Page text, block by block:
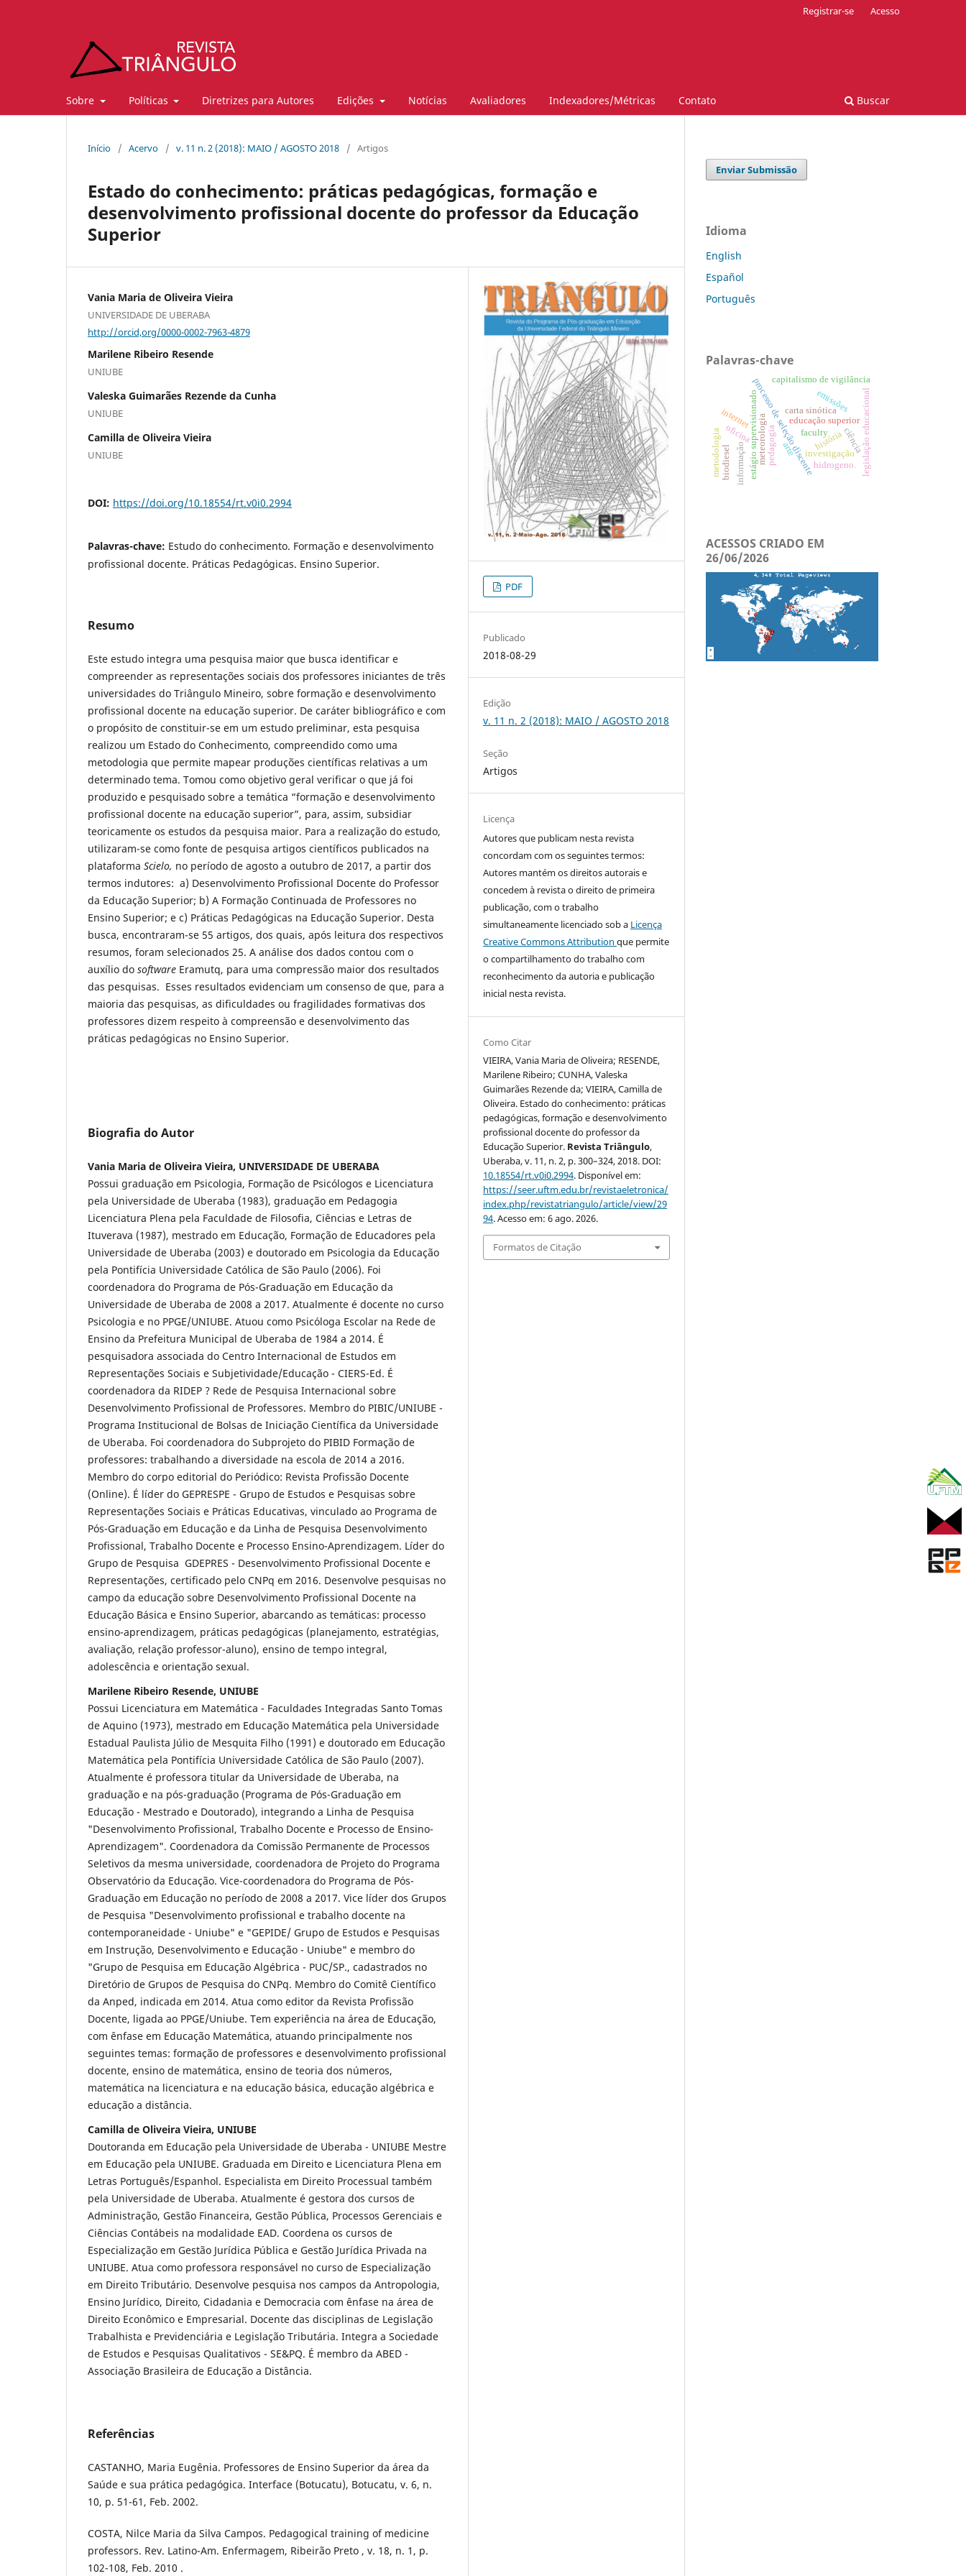
Sobre Políticas Diretrizes para Autores Edições Notícias Avaliadores Indexadores/Métricas Contato Buscar
Registrar-se Acesso
Início / Acervo / v. 11 n. 2 (2018): MAIO / AGOSTO 2018 / Artigos
Estado do conhecimento: práticas pedagógicas, formação e
desenvolvimento profissional docente do professor da Educação
Superior
Vania Maria de Oliveira Vieira
UNIVERSIDADE DE UBERABA
http://orcid,org/0000-0002-7963-4879
Marilene Ribeiro Resende
UNIUBE
Valeska Guimarães Rezende da Cunha
UNIUBE
Camilla de Oliveira Vieira
UNIUBE
DOI: https://doi.org/10.18554/rt.v0i0.2994
Palavras-chave: Estudo do conhecimento. Formação e desenvolvimento
profissional docente. Práticas Pedagógicas. Ensino Superior.
Resumo
Este estudo integra uma pesquisa maior que busca identificar e
compreender as representações sociais dos professores iniciantes de três
universidades do Triângulo Mineiro, sobre formação e desenvolvimento
profissional docente na educação superior. De caráter bibliográfico e com
o propósito de constituir-se em um estudo preliminar, esta pesquisa
realizou um Estado do Conhecimento, compreendido como uma
metodologia que permite mapear produções científicas relativas a um
determinado tema. Tomou como objetivo geral verificar o que já foi
produzido e pesquisado sobre a temática “formação e desenvolvimento
profissional docente na educação superior”, para, assim, subsidiar
teoricamente os estudos da pesquisa maior. Para a realização do estudo,
utilizaram-se como fonte de pesquisa artigos científicos publicados na
plataforma Scielo, no período de agosto a outubro de 2017, a partir dos
termos indutores: a) Desenvolvimento Profissional Docente do Professor
da Educação Superior; b) A Formação Continuada de Professores no
Ensino Superior; e c) Práticas Pedagógicas na Educação Superior. Desta
busca, encontraram-se 55 artigos, dos quais, após leitura dos respectivos
resumos, foram selecionados 25. A análise dos dados contou com o
auxílio do software Eramutq, para uma compressão maior dos resultados
das pesquisas. Esses resultados evidenciam um consenso de que, para a
maioria das pesquisas, as dificuldades ou fragilidades formativas dos
professores dizem respeito à compreensão e desenvolvimento das
práticas pedagógicas no Ensino Superior.
Biografia do Autor
Vania Maria de Oliveira Vieira, UNIVERSIDADE DE UBERABA
Possui graduação em Psicologia, Formação de Psicólogos e Licenciatura
pela Universidade de Uberaba (1983), graduação em Pedagogia
Licenciatura Plena pela Faculdade de Filosofia, Ciências e Letras de
Ituverava (1987), mestrado em Educação, Formação de Educadores pela
Universidade de Uberaba (2003) e doutorado em Psicologia da Educação
pela Pontifícia Universidade Católica de São Paulo (2006). Foi
coordenadora do Programa de Pós-Graduação em Educação da
Universidade de Uberaba de 2008 a 2017. Atualmente é docente no curso
Psicologia e no PPGE/UNIUBE. Atuou como Psicóloga Escolar na Rede de
Ensino da Prefeitura Municipal de Uberaba de 1984 a 2014. É
pesquisadora associada do Centro Internacional de Estudos em
Representações Sociais e Subjetividade/Educação - CIERS-Ed. É
coordenadora da RIDEP ? Rede de Pesquisa Internacional sobre
Desenvolvimento Profissional de Professores. Membro do PIBIC/UNIUBE -
Programa Institucional de Bolsas de Iniciação Científica da Universidade
de Uberaba. Foi coordenadora do Subprojeto do PIBID Formação de
professores: trabalhando a diversidade na escola de 2014 a 2016.
Membro do corpo editorial do Periódico: Revista Profissão Docente
(Online). É líder do GEPRESPE - Grupo de Estudos e Pesquisas sobre
Representações Sociais e Práticas Educativas, vinculado ao Programa de
Pós-Graduação em Educação e da Linha de Pesquisa Desenvolvimento
Profissional, Trabalho Docente e Processo Ensino-Aprendizagem. Líder do
Grupo de Pesquisa GDEPRES - Desenvolvimento Profissional Docente e
Representações, certificado pelo CNPq em 2016. Desenvolve pesquisas no
campo da educação sobre Desenvolvimento Profissional Docente na
Educação Básica e Ensino Superior, abarcando as temáticas: processo
ensino-aprendizagem, práticas pedagógicas (planejamento, estratégias,
avaliação, relação professor-aluno), ensino de tempo integral,
adolescência e orientação sexual.
Marilene Ribeiro Resende, UNIUBE
Possui Licenciatura em Matemática - Faculdades Integradas Santo Tomas
de Aquino (1973), mestrado em Educação Matemática pela Universidade
Estadual Paulista Júlio de Mesquita Filho (1991) e doutorado em Educação
Matemática pela Pontifícia Universidade Católica de São Paulo (2007).
Atualmente é professora titular da Universidade de Uberaba, na
graduação e na pós-graduação (Programa de Pós-Graduação em
Educação - Mestrado e Doutorado), integrando a Linha de Pesquisa
"Desenvolvimento Profissional, Trabalho Docente e Processo de Ensino-
Aprendizagem". Coordenadora da Comissão Permanente de Processos
Seletivos da mesma universidade, coordenadora de Projeto do Programa
Observatório da Educação. Vice-coordenadora do Programa de Pós-
Graduação em Educação no período de 2008 a 2017. Vice líder dos Grupos
de Pesquisa "Desenvolvimento profissional e trabalho docente na
contemporaneidade - Uniube" e "GEPIDE/ Grupo de Estudos e Pesquisas
em Instrução, Desenvolvimento e Educação - Uniube" e membro do
"Grupo de Pesquisa em Educação Algébrica - PUC/SP., cadastrados no
Diretório de Grupos de Pesquisa do CNPq. Membro do Comitê Científico
da Anped, indicada em 2014. Atua como editor da Revista Profissão
Docente, ligada ao PPGE/Uniube. Tem experiência na área de Educação,
com ênfase em Educação Matemática, atuando principalmente nos
seguintes temas: formação de professores e desenvolvimento profissional
docente, ensino de matemática, ensino de teoria dos números,
matemática na licenciatura e na educação básica, educação algébrica e
educação a distância.
Camilla de Oliveira Vieira, UNIUBE
Doutoranda em Educação pela Universidade de Uberaba - UNIUBE Mestre
em Educação pela UNIUBE. Graduada em Direito e Licenciatura Plena em
Letras Português/Espanhol. Especialista em Direito Processual também
pela Universidade de Uberaba. Atualmente é gestora dos cursos de
Administração, Gestão Financeira, Gestão Pública, Processos Gerenciais e
Ciências Contábeis na modalidade EAD. Coordena os cursos de
Especialização em Gestão Jurídica Pública e Gestão Jurídica Privada na
UNIUBE. Atua como professora responsável no curso de Especialização
em Direito Tributário. Desenvolve pesquisa nos campos da Antropologia,
Ensino Jurídico, Direito, Cidadania e Democracia com ênfase na área de
Direito Econômico e Empresarial. Docente das disciplinas de Legislação
Trabalhista e Previdenciária e Legislação Tributária. Integra a Sociedade
de Estudos e Pesquisas Qualitativos - SE&PQ. É membro da ABED -
Associação Brasileira de Educação a Distância.
Referências
CASTANHO, Maria Eugênia. Professores de Ensino Superior da área da
Saúde e sua prática pedagógica. Interface (Botucatu), Botucatu, v. 6, n.
10, p. 51-61, Feb. 2002.
COSTA, Nilce Maria da Silva Campos. Pedagogical training of medicine
professors. Rev. Latino-Am. Enfermagem, Ribeirão Preto , v. 18, n. 1, p.
102-108, Feb. 2010 .
PDF
Publicado
2018-08-29
Edição
v. 11 n. 2 (2018): MAIO / AGOSTO 2018
Seção
Artigos
Licença
Autores que publicam nesta revista
concordam com os seguintes termos:
Autores mantém os direitos autorais e
concedem à revista o direito de primeira
publicação, com o trabalho
simultaneamente licenciado sob a Licença
Creative Commons Attributionque permite
o compartilhamento do trabalho com
reconhecimento da autoria e publicação
inicial nesta revista.
Como Citar
VIEIRA, Vania Maria de Oliveira; RESENDE,
Marilene Ribeiro; CUNHA, Valeska
Guimarães Rezende da; VIEIRA, Camilla de
Oliveira. Estado do conhecimento: práticas
pedagógicas, formação e desenvolvimento
profissional docente do professor da
Educação Superior. Revista Triângulo,
Uberaba, v. 11, n. 2, p. 300–324, 2018. DOI:
10.18554/rt.v0i0.2994. Disponível em:
https://seer.uftm.edu.br/revistaeletronica/
index.php/revistatriangulo/article/view/29
94. Acesso em: 6 ago. 2026.
Formatos de Citação
Enviar Submissão
Idioma
English
Español
Português
Palavras-chave
educação superior
processo de seleção discente legislação educacional
estágio supervisionado investigação
meteorologia
carta sinótica
história
pedagogia arte ciência
oficina
capitalismo de vigilância
internet
informação
emissões
biodiesel hidrogeno.
metodologia faculty
ACESSOS CRIADO EM
26/06/2026